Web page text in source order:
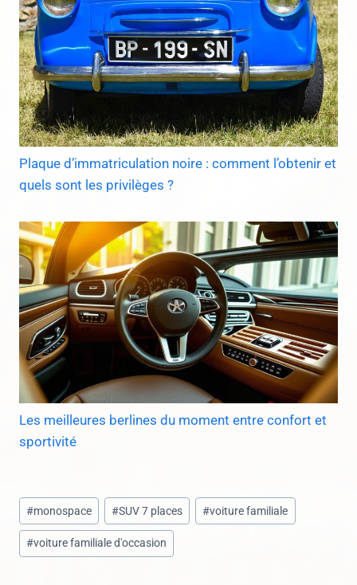
Plaque d’immatriculation noire : comment l’obtenir et
quels sont les privilèges ?
Les meilleures berlines du moment entre confort et
sportivité
Étiquettes
de
la
#monospace #SUV 7 places #voiture familiale
#voiture familiale d'occasion